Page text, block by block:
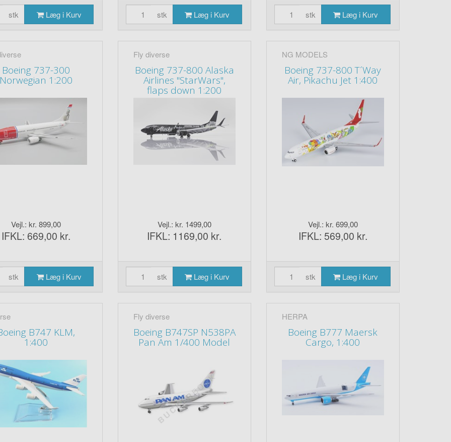
stk Læg i Kurv stk Læg i Kurv stk Læg i Kurv
Boeing 737-300
1:200
Vejl.: kr. 899,00
IFKL: 669,00 kr.
stk Læg i Kurv
Fly diverse
Boeing 737-800 Alaska
Airlines "StarWars",
flaps down 1:200
Vejl.: kr. 1499,00
IFKL: 1169,00 kr.
stk Læg i Kurv
NG MODELS
Boeing 737-800 T´Way
Air, Pikachu Jet 1:400
Vejl.: kr. 699,00
IFKL: 569,00 kr.
stk Læg i Kurv
B747 KLM,
1:400
Fly diverse
Boeing B747SP N538PA
Pan Am 1/400 Model
HERPA
Boeing B777 Maersk
Cargo, 1:400